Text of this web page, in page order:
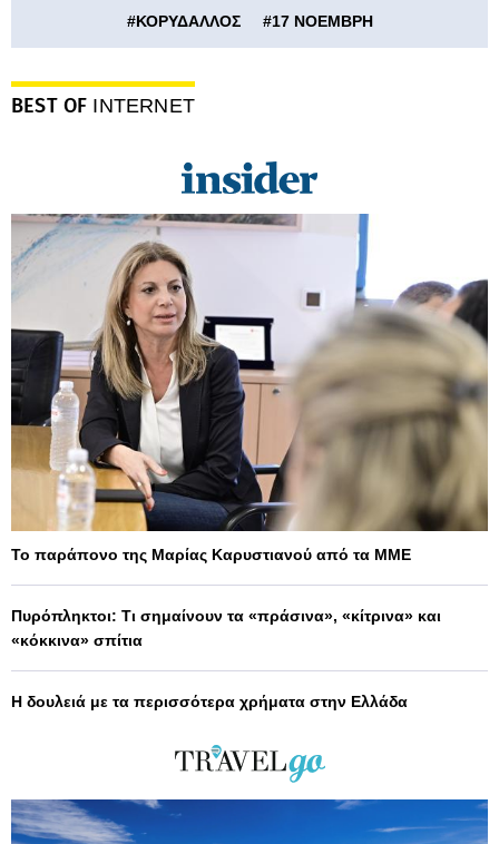
#ΚΟΡΥΔΑΛΛΟΣ #17 ΝΟΕΜΒΡΗ
BEST OF INTERNET
Το παράπονο της Μαρίας Καρυστιανού από τα ΜΜΕ
Πυρόπληκτοι: Τι σημαίνουν τα «πράσινα», «κίτρινα» και
«κόκκινα» σπίτια
Η δουλειά με τα περισσότερα χρήματα στην Ελλάδα